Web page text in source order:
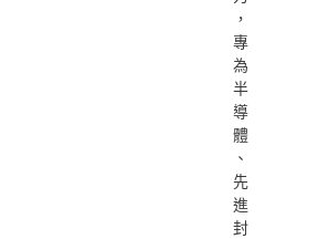
，
專
為
半
導
體
、
先
進
封